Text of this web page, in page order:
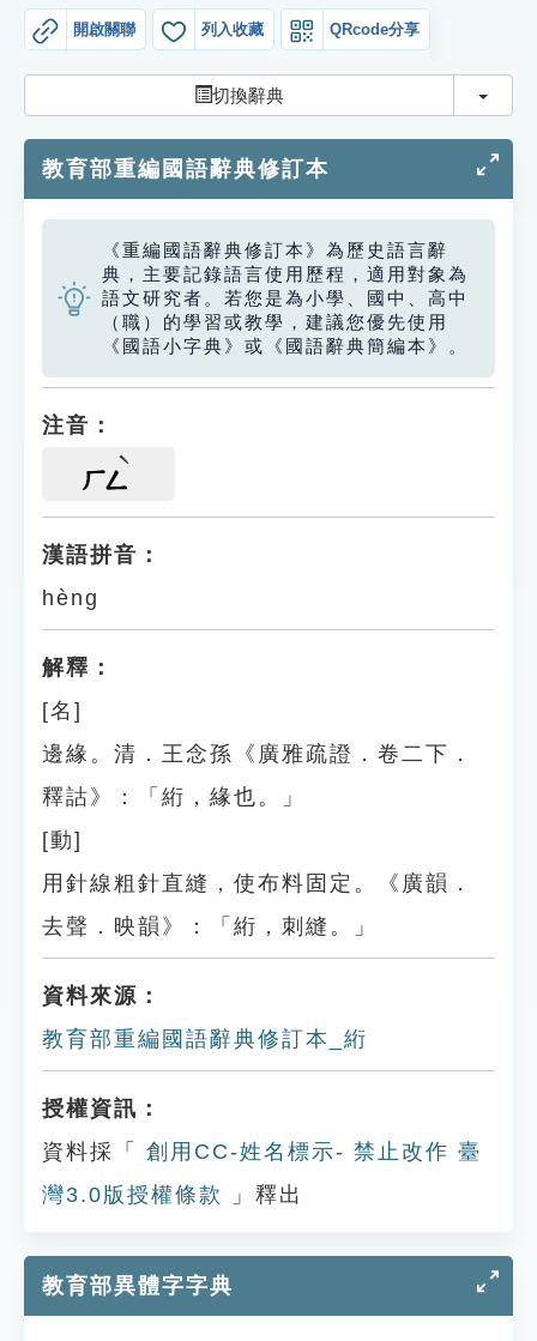
遊戲專區
教學應用
貓頭鷹博士
開啟關聯 列入收藏 QRcode分享
切換辭典 切換
教育部重編國語辭典修訂本
《重編國語辭典修訂本》為歷史語言辭
典，主要記錄語言使用歷程，適用對象為
語文研究者。若您是為小學、國中、高中
（職）的學習或教學，建議您優先使用
《國語小字典》或《國語辭典簡編本》。
注音：
ㄏㄥ
漢語拼音：
hèng
解釋：
[名]
邊緣。清．王念孫《廣雅疏證．卷二下．
釋詁》：「絎，緣也。」
[動]
用針線粗針直縫，使布料固定。《廣韻．
去聲．映韻》：「絎，刺縫。」
資料來源：
教育部重編國語辭典修訂本_絎
授權資訊：
資料採「
創用CC-姓名標示- 禁止改作 臺
灣3.0版授權條款
」釋出
教育部異體字字典